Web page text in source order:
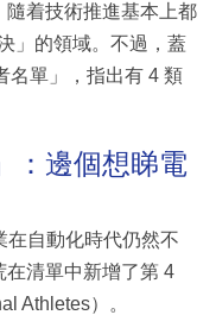
着技術推進基本上都
」的領域。不過，蓋
名單」，指出有 4 類
：邊個想睇電
在自動化時代仍然不
清單中新增了第 4
Athletes）。